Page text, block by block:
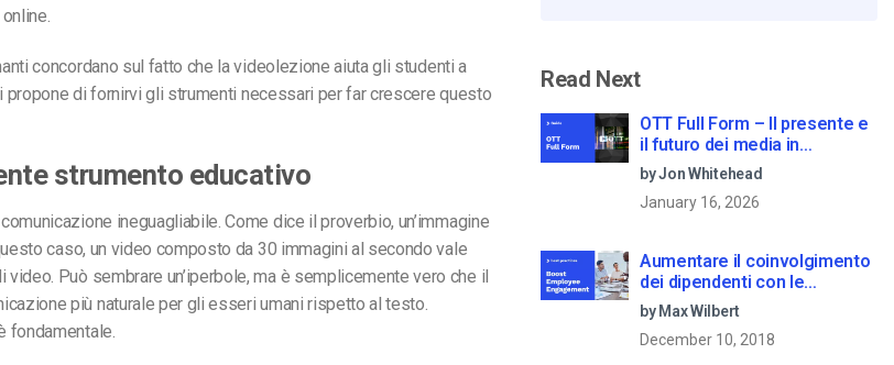
concordano sul fatto che la videolezione aiuta gli studenti a
propone di fornirvi gli strumenti necessari per far crescere questo
strumento educativo
ineguagliabile. Come dice il proverbio, un’immagine
caso, un video composto da 30 immagini al secondo vale
Può sembrare un’iperbole, ma è semplicemente vero che il
più naturale per gli esseri umani rispetto al testo.
fondamentale.
Read Next
OTT Full Form – Il presente e
il futuro dei media in
streaming
by Jon Whitehead
January 16, 2026
Aumentare il coinvolgimento
dei dipendenti con le
comunicazioni aziendali in
live streaming
by Max Wilbert
December 10, 2018